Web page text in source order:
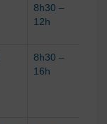
8h30 –
12h
8h30 –
16h